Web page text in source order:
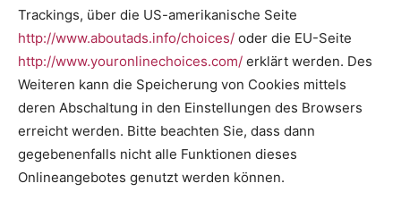
Trackings, über die US-amerikanische Seite
http://www.aboutads.info/choices/ oder die EU-Seite
http://www.youronlinechoices.com/ erklärt werden. Des
Weiteren kann die Speicherung von Cookies mittels
deren Abschaltung in den Einstellungen des Browsers
erreicht werden. Bitte beachten Sie, dass dann
gegebenenfalls nicht alle Funktionen dieses
Onlineangebotes genutzt werden können.